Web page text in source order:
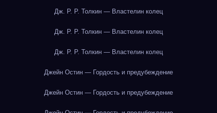
Дж. Р. Р. Толкин — Властелин колец
Дж. Р. Р. Толкин — Властелин колец
Дж. Р. Р. Толкин — Властелин колец
Джейн Остин — Гордость и предубеждение
Джейн Остин — Гордость и предубеждение